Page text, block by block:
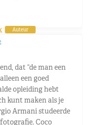
Auteur
dat “de man een
een goed
opleiding hebt
kunt maken als je
Armani studeerde
Coco